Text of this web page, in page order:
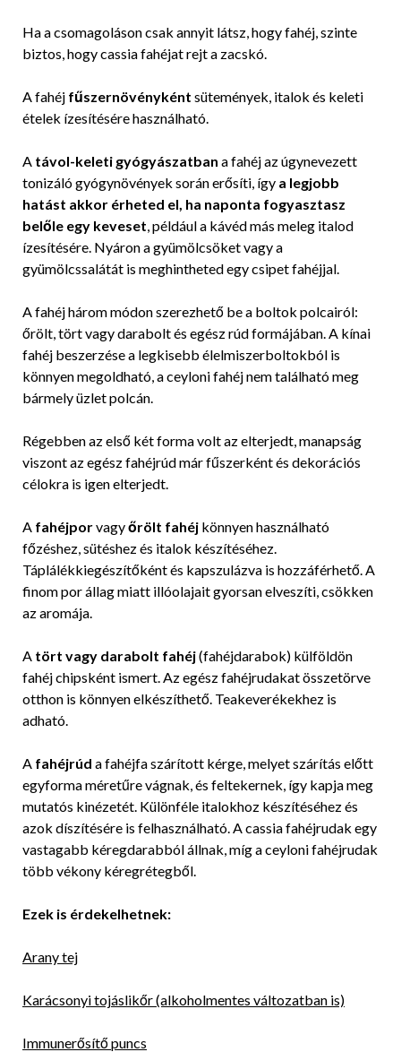
Ha a csomagoláson csak annyit látsz, hogy fahéj, szinte
biztos, hogy cassia fahéjat rejt a zacskó.
A fahéj fűszernövényként sütemények, italok és keleti
ételek ízesítésére használható.
A távol-keleti gyógyászatban a fahéj az úgynevezett
tonizáló gyógynövények során erősíti, így a legjobb
hatást akkor érheted el, ha naponta fogyasztasz
belőle egy keveset , például a kávéd más meleg italod
ízesítésére. Nyáron a gyümölcsöket vagy a
gyümölcssalátát is meghintheted egy csipet fahéjjal.
A fahéj három módon szerezhető be a boltok polcairól:
őrölt, tört vagy darabolt és egész rúd formájában. A kínai
fahéj beszerzése a legkisebb élelmiszerboltokból is
könnyen megoldható, a ceyloni fahéj nem található meg
bármely üzlet polcán.
Régebben az első két forma volt az elterjedt, manapság
viszont az egész fahéjrúd már fűszerként és dekorációs
célokra is igen elterjedt.
A fahéjporvagyőrölt fahéj könnyen használható
főzéshez, sütéshez és italok készítéséhez.
Táplálékkiegészítőként és kapszulázva is hozzáférhető. A
finom por állag miatt illóolajait gyorsan elveszíti, csökken
az aromája.
A tört vagy darabolt fahéj(fahéjdarabok) külföldön
fahéj chipsként ismert. Az egész fahéjrudakat összetörve
otthon is könnyen elkészíthető. Teakeverékekhez is
adható.
A fahéjrúd a fahéjfa szárított kérge, melyet szárítás előtt
egyforma méretűre vágnak, és feltekernek, így kapja meg
mutatós kinézetét. Különféle italokhoz készítéséhez és
azok díszítésére is felhasználható. A cassia fahéjrudak egy
vastagabb kéregdarabból állnak, míg a ceyloni fahéjrudak
több vékony kéregrétegből.
Ezek is érdekelhetnek:
Arany tej
Karácsonyi tojáslikőr (alkoholmentes változatban is)
Immunerősítő puncs